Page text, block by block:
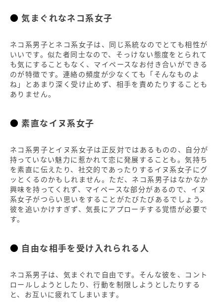
気まぐれなネコ系女子
ネコ系男子とネコ系女子は、同じ系統なのでとても相性が
いいです。似た者同士なので、そっけない態度をとられて
も気にすることもなく、マイペースなお付き合いができる
のが特徴です。連絡の頻度が少なくても「そんなものよ
ね」とあまり深く受け止めず、相手を責めたりすることも
ありません。
素直なイヌ系女子
ネコ系男子とイヌ系女子は正反対ではあるものの、自分が
持っていない魅力に惹かれて恋に発展することも。気持ち
を素直に伝えたり、社交的であったりするイヌ系女子にグ
ッとくるのかもしれません。ただ、ネコ系男子はなかなか
興味を持ってくれず、マイペースな部分があるので、イヌ
系女子がつらい思いをすることがたびたびあるでしょう。
彼を追いかけすぎず、気長にアプローチする覚悟が必要で
す。
自由な相手を受け入れられる人
ネコ系男子は、気まぐれで自由です。そんな彼を、コント
ロールしようとしたり、行動を制限しようとしたりする
と、お互いに疲れてしまいます。